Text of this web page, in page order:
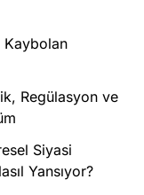
Kaybolan
Regülasyon ve
Siyasi
Yansıyor?